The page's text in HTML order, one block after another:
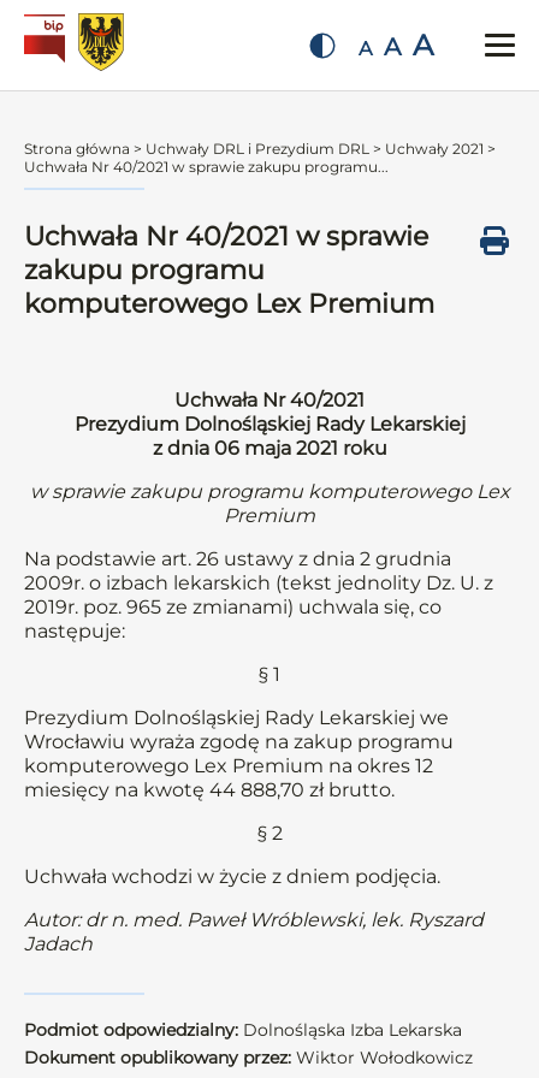
A A A
Strona główna > Uchwały DRL i Prezydium DRL > Uchwały 2021 >
Uchwała Nr 40/2021 w sprawie zakupu programu...
Uchwała Nr 40/2021 w sprawie
zakupu programu
komputerowego Lex Premium
Uchwała Nr 40/2021
Prezydium Dolnośląskiej Rady Lekarskiej
z dnia 06 maja 2021 roku
w sprawie zakupu programu komputerowego Lex
Premium
Na podstawie art. 26 ustawy z dnia 2 grudnia
2009r. o izbach lekarskich (tekst jednolity Dz. U. z
2019r. poz. 965 ze zmianami) uchwala się, co
następuje:
§ 1
Prezydium Dolnośląskiej Rady Lekarskiej we
Wrocławiu wyraża zgodę na zakup programu
komputerowego Lex Premium na okres 12
miesięcy na kwotę 44 888,70 zł brutto.
§ 2
Uchwała wchodzi w życie z dniem podjęcia.
Autor: dr n. med. Paweł Wróblewski, lek. Ryszard
Jadach
Podmiot odpowiedzialny: Dolnośląska Izba Lekarska
Dokument opublikowany przez: Wiktor Wołodkowicz